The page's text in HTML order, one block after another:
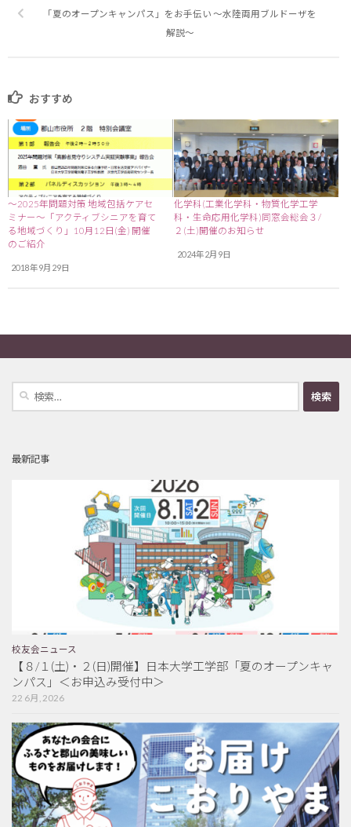
「夏のオープンキャンパス」をお手伝い ～水陸両用ブルドーザを
解説～
おすすめ
～2025年問題対策 地域包括ケアセ
ミナー～「アクティブシニアを育て
る地域づくり」10月12日(金) 開催
のご紹介
2018年9月29日
化学科(工業化学科・物質化学工学
科・生命応用化学科)同窓会総会３/
２(土)開催のお知らせ
2024年2月9日
検
最新記事
校友会ニュース
【８/１(土)・２(日)開催】日本大学工学部「夏のオープンキャ
ンパス」＜お申込み受付中＞
22 6月, 2026